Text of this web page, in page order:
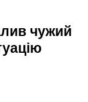
чужий